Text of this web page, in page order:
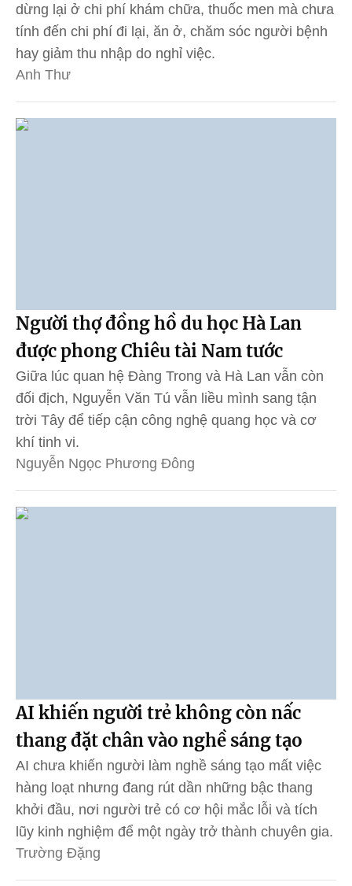
dừng lại ở chi phí khám chữa, thuốc men mà chưa
tính đến chi phí đi lại, ăn ở, chăm sóc người bệnh
hay giảm thu nhập do nghỉ việc.
Anh Thư
Người thợ đồng hồ du học Hà Lan
được phong Chiêu tài Nam tước
Giữa lúc quan hệ Đàng Trong và Hà Lan vẫn còn
đối địch, Nguyễn Văn Tú vẫn liều mình sang tận
trời Tây để tiếp cận công nghệ quang học và cơ
khí tinh vi.
Nguyễn Ngọc Phương Đông
AI khiến người trẻ không còn nấc
thang đặt chân vào nghề sáng tạo
AI chưa khiến người làm nghề sáng tạo mất việc
hàng loạt nhưng đang rút dần những bậc thang
khởi đầu, nơi người trẻ có cơ hội mắc lỗi và tích
lũy kinh nghiệm để một ngày trở thành chuyên gia.
Trường Đặng